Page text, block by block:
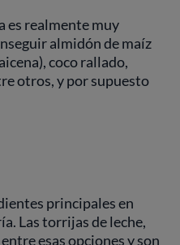
es realmente muy
almidón de maíz
coco rallado,
otros, y por supuesto
principales en
Las torrijas de leche,
esas opciones y son